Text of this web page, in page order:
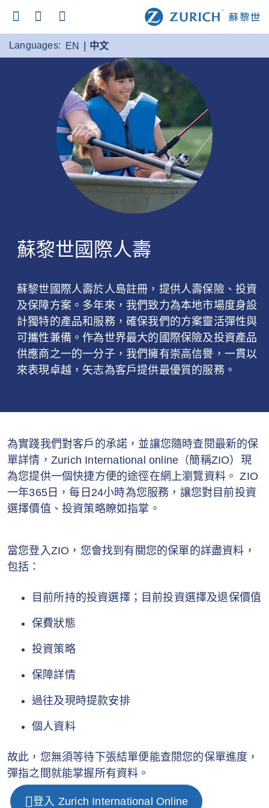
Languages: EN 中文
蘇黎世國際人壽
蘇黎世國際人壽於人島註冊，提供人壽保險、投資
及保障方案。多年來，我們致力為本地市場度身設
計獨特的產品和服務，確保我們的方案靈活彈性與
可攜性兼備。作為世界最大的國際保險及投資產品
供應商之一的一分子，我們擁有崇高信譽，一貫以
來表現卓越，矢志為客戶提供最優質的服務。
為實踐我們對客戶的承諾，並讓您隨時查閱最新的保
單詳情，Zurich International online（簡稱ZIO）現
為您提供一個快捷方便的途徑在網上瀏覽資料。 ZIO
一年365日，每日24小時為您服務，讓您對目前投資
選擇價值、投資策略瞭如指掌。
當您登入ZIO，您會找到有關您的保單的詳盡資料，
包括：
目前所持的投資選擇；目前投資選擇及退保價值
保費狀態
投資策略
保障詳情
過往及現時提款安排
個人資料
故此，您無須等待下張結單便能查閱您的保單進度，
彈指之間就能掌握所有資料。
登入 Zurich International Online